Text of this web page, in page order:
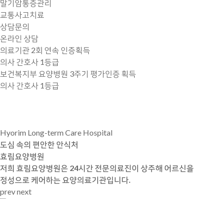
말기암통증관리
교통사고치료
상담문의
온라인 상담
의료기관 2회 연속 인증획득
의사 간호사 1등급
보건복지부 요양병원 3주기 평가인증 획득
의사 간호사 1등급
Hyorim Long-term Care Hospital
도심 속의 편안한 안식처
효림요양병원
저희 효림요양병원은 24시간 전문의료진이 상주해 어르신을
정성으로 케어하는 요양의료기관입니다.
prevnext